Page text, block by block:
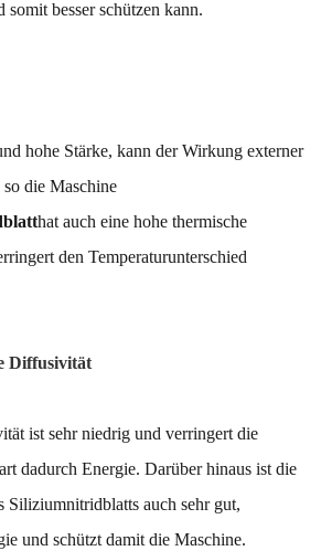
besser schützen kann.
hohe Stärke, kann der Wirkung externer
die Maschine
hat auch eine hohe thermische
den Temperaturunterschied
Diffusivität
ist sehr niedrig und verringert die
dadurch Energie. Darüber hinaus ist die
Siliziumnitridblatts auch sehr gut,
und schützt damit die Maschine.